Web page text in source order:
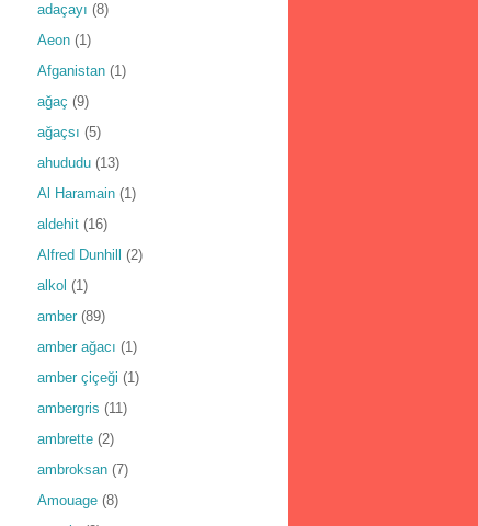
adaçayı (8)
Aeon (1)
Afganistan (1)
ağaç (9)
ağaçsı (5)
ahududu (13)
Al Haramain (1)
aldehit (16)
Alfred Dunhill
(2)
alkol (1)
amber (89)
amber ağacı (1)
amber çiçeği (1)
ambergris (11)
ambrette (2)
ambroksan (7)
Amouage (8)